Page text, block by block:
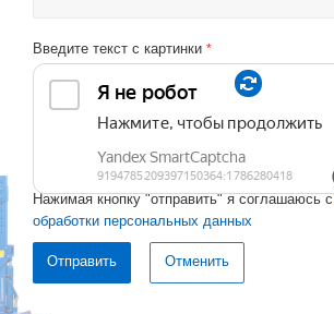
Введите текст с картинки *
Нажимая кнопку "отправить" я соглашаюсь с
обработки персональных данных
Отменить